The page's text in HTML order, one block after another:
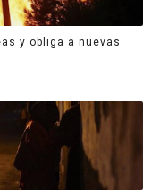
y obliga a nuevas